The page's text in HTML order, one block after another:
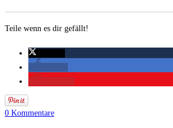
Teile wenn es dir gefällt!
0 Kommentare